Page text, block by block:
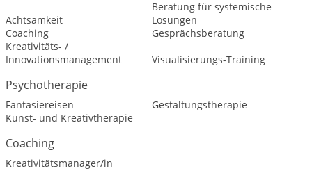
Achtsamkeit
Beratung für systemische
Lösungen
Coaching
Gesprächsberatung
Kreativitäts- /
Innovationsmanagement
Visualisierungs-Training
Psychotherapie
Fantasiereisen
Gestaltungstherapie
Kunst- und Kreativtherapie
Coaching
Kreativitätsmanager/in